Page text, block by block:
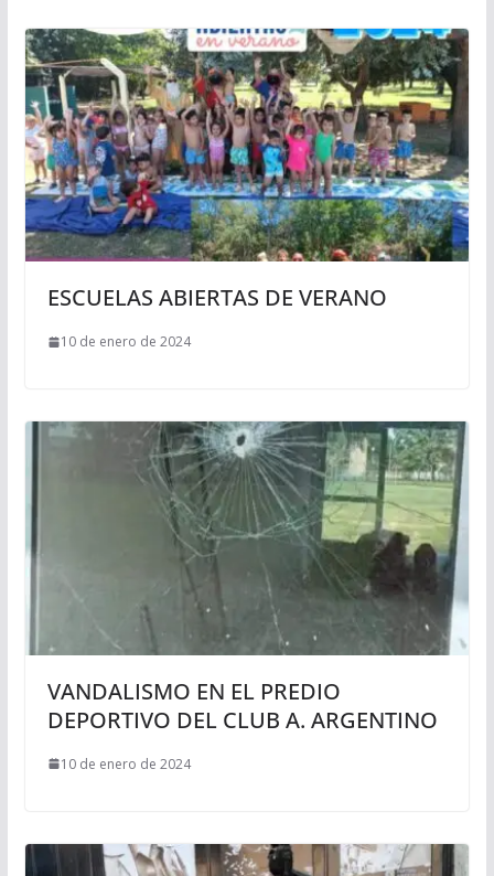
ESCUELAS ABIERTAS DE VERANO
10 de enero de 2024
VANDALISMO EN EL PREDIO
DEPORTIVO DEL CLUB A. ARGENTINO
10 de enero de 2024